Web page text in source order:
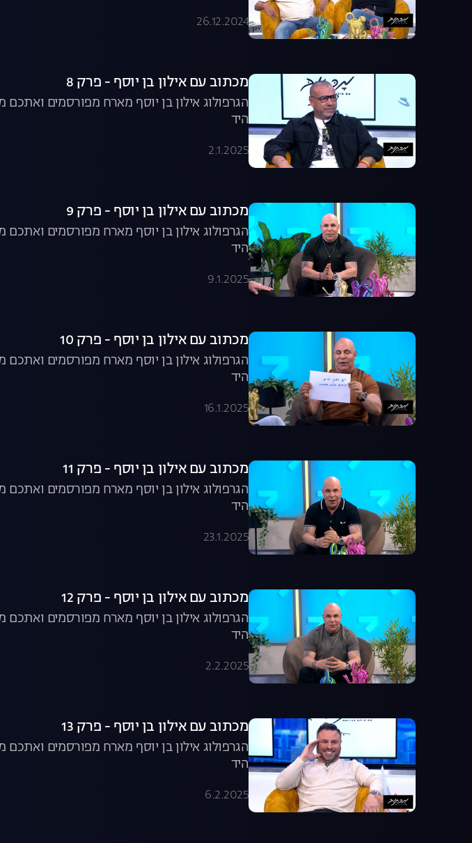
26.12.2024
מכתוב עם אילון בן יוסף - פרק 8
הגרפולוג אילון בן יוסף מארח מפורסמים
היד
2.1.2025
מכתוב עם אילון בן יוסף - פרק 9
הגרפולוג אילון בן יוסף מארח מפורסמים
היד
9.1.2025
מכתוב עם אילון בן יוסף - פרק 10
הגרפולוג אילון בן יוסף מארח מפורסמים
היד
16.1.2025
מכתוב עם אילון בן יוסף - פרק 11
הגרפולוג אילון בן יוסף מארח מפורסמים
היד
23.1.2025
מכתוב עם אילון בן יוסף - פרק 12
הגרפולוג אילון בן יוסף מארח מפורסמים
היד
2.2.2025
מכתוב עם אילון בן יוסף - פרק 13
הגרפולוג אילון בן יוסף מארח מפורסמים
היד
6.2.2025